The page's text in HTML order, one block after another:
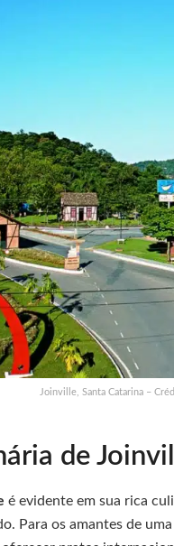
Joinville, Santa Catarina –
de
é evidente em sua rica
Para os amantes de